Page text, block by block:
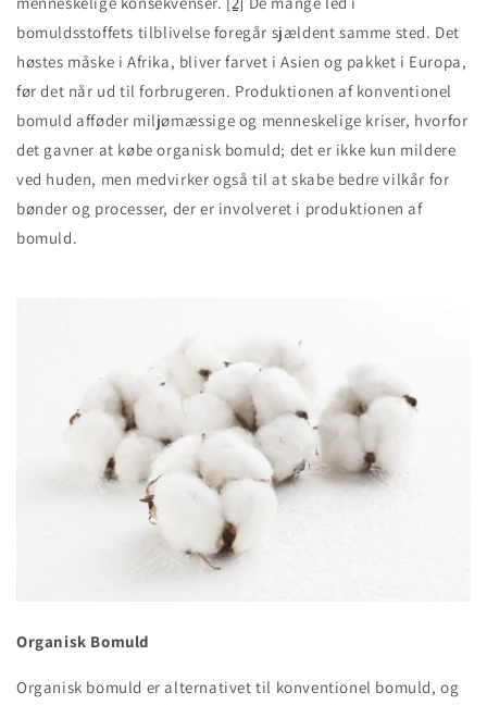
bomuldsstoffets tilblivelse foregår sjældent samme sted. Det
høstes måske i Afrika, bliver farvet i Asien og pakket i Europa,
før det når ud til forbrugeren. Produktionen af konventionel
bomuld afføder miljømæssige og menneskelige kriser, hvorfor
det gavner at købe organisk bomuld; det er ikke kun mildere
ved huden, men medvirker også til at skabe bedre vilkår for
bønder og processer, der er involveret i produktionen af
bomuld.
Organisk Bomuld
Organisk bomuld er alternativet til konventionel bomuld, og